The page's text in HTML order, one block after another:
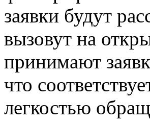
заявки будут
вызовут на
принимают
что
легкостью